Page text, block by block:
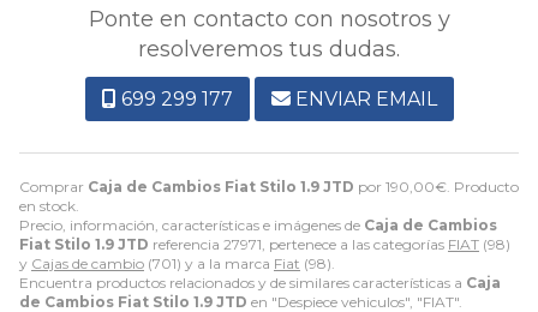
Comprar Caja de Cambios Fiat Stilo 1.9 JTD por 190,00€ . Producto
en stock.
Precio, información, características e imágenes de Caja de Cambios
Fiat Stilo 1.9 JTD referencia 27971, pertenece a las categorías FIAT (98)
y Cajas de cambio (701) y a la marca Fiat (98).
Encuentra productos relacionados y de similares características a Caja
de Cambios Fiat Stilo 1.9 JTD en "Despiece vehiculos", "FIAT".
Ponte en contacto con nosotros y
resolveremos tus dudas.
699 299 177 ENVIAR EMAIL